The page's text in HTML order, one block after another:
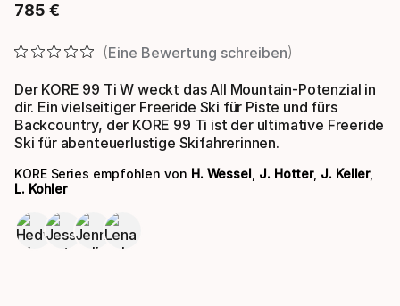
785 €
Endpreis
Eine Bewertung schreiben
Der KORE 99 Ti W weckt das All Mountain-Potenzial in
dir. Ein vielseitiger Freeride Ski für Piste und fürs
Backcountry, der KORE 99 Ti ist der ultimative Freeride
Ski für abenteuerlustige Skifahrerinnen.
KORE Series empfohlen von H. Wessel J. Hotter, J. Keller,
L. Kohler